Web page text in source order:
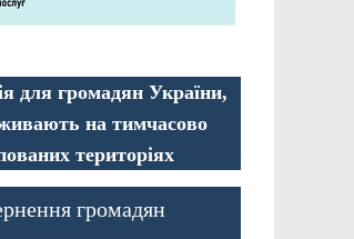
для громадян України,
на тимчасово
територіях
громадян